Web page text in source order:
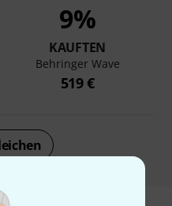
9%
KAUFTEN
Behringer Wave
519 €